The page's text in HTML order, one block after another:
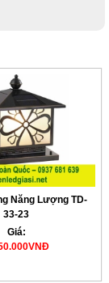
Năng Lượng TD-
33-23
Giá: